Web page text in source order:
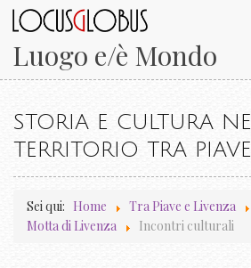
Luogo e/è Mondo
STORIA E CULTURA
TERRITORIO TRA
Sei qui: Home Tra Piave e Livenza
Motta di Livenza
Incontri culturali